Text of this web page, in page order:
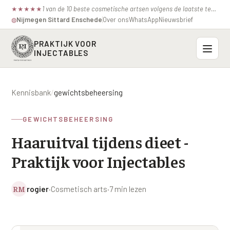
★ ★ ★ ★ ★ 1 van de 10 beste cosmetische artsen volgens de laatste test van de consumentenbond.
◍Nijmegen·Sittard·EnschedeOver onsWhatsAppNieuwsbrief
PRAKTIJK VOOR
INJECTABLES
Voorhoofdsrimpels
Fronsrimpel
Wenkbrauwen
Kraaienpootjes
Botox / anti-rimpel
Azzalure
Profielen
VEROUDERING
Prijzen
Contact
Kennisbank/gewichtsbeheersing
GEWICHTSBEHEERSING
Haaruitval tijdens dieet -
Praktijk voor Injectables
RM rogier·Cosmetisch arts·7 min lezen